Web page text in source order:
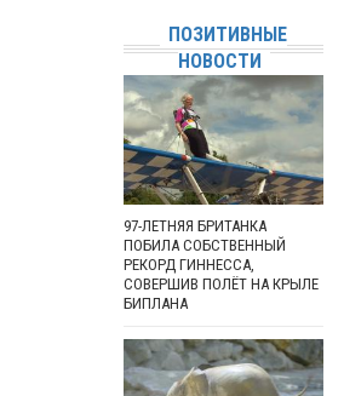
ПОЗИТИВНЫЕ
НОВОСТИ
97-ЛЕТНЯЯ БРИТАНКА
ПОБИЛА СОБСТВЕННЫЙ
РЕКОРД ГИННЕССА,
СОВЕРШИВ ПОЛЁТ НА КРЫЛЕ
БИПЛАНА